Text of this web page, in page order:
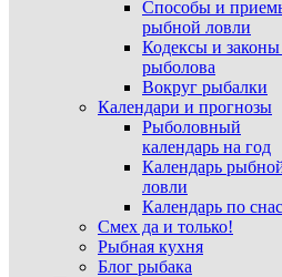
Способы и
рыбной ловли
Кодексы и законы
рыболова
Вокруг рыбалки
Календари и прогнозы
Рыболовный
календарь на год
Календарь
ловли
Календарь по
Смех да и только!
Рыбная кухня
Блог рыбака